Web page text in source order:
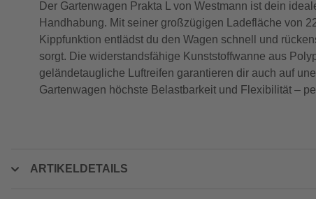
Der Gartenwagen Prakta L von Westmann ist dein
Handhabung. Mit seiner großzügigen Ladefläche von
Kippfunktion entlädst du den Wagen schnell und
sorgt. Die widerstandsfähige Kunststoffwanne aus
geländetaugliche Luftreifen garantieren dir auch auf
Gartenwagen höchste Belastbarkeit und Flexibilität –
ARTIKELDETAILS